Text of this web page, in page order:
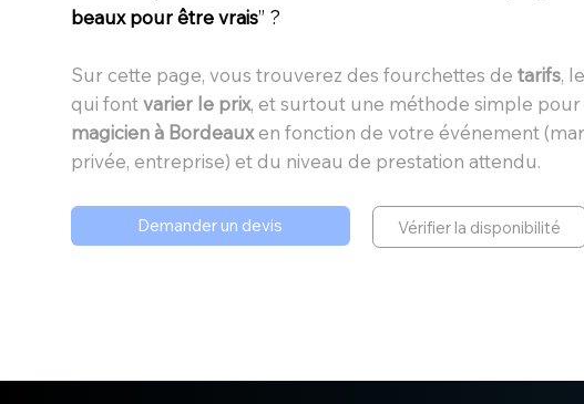
beaux pour être vrais” ?
Sur cette page, vous trouverez des fourchettes de tarifs,
qui fontvarier le prix, et surtout une méthode simple pour
magicien à Bordeauxen fonction de votre événement (
privée, entreprise) et du niveau de prestation attendu.
Demander un devis Vérifier la disponibilité